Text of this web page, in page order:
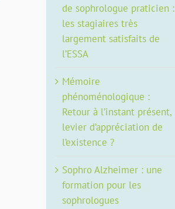
de sophrologue praticien :
les stagiaires très
largement satisfaits de
l’ESSA
Mémoire
phénoménologique :
Retour à l’instant présent,
levier d’appréciation de
l’existence ?
Sophro Alzheimer : une
formation pour les
sophrologues